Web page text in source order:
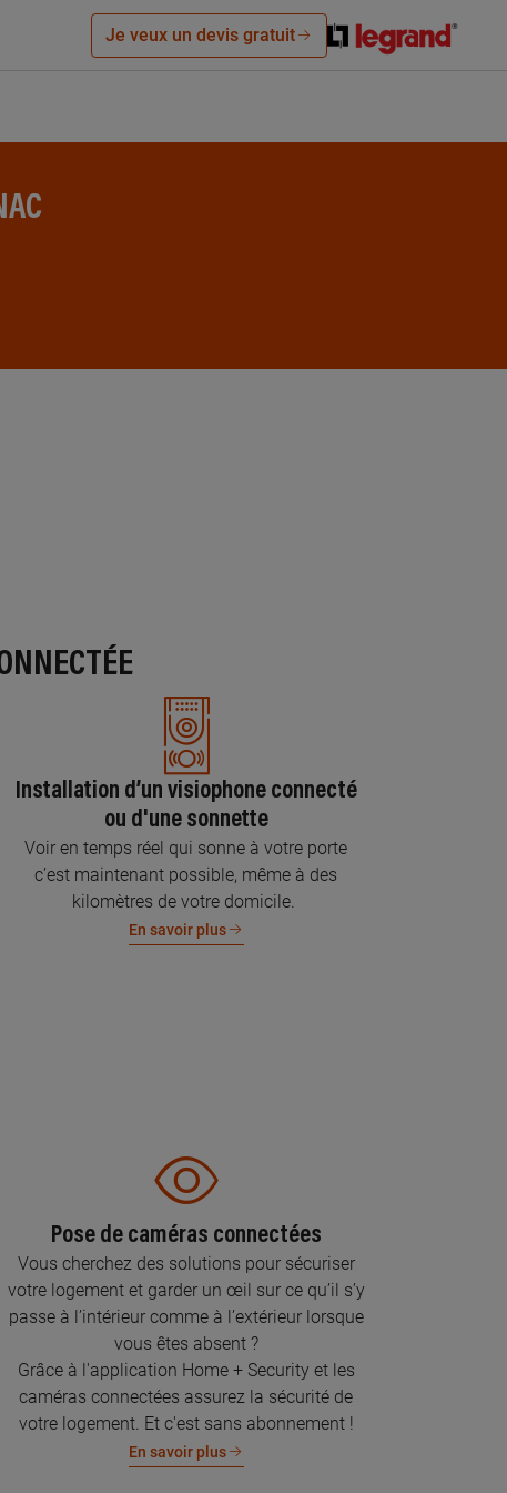
Je veux un devis gratuit
Installation d’un visiophone connecté
ou d'une sonnette
Voir en temps réel qui sonne à votre porte
c’est maintenant possible, même à des
kilomètres de votre domicile.
En savoir plus
Pose de caméras connectées
Vous cherchez des solutions pour sécuriser
votre logement et garder un œil sur ce qu’il s’y
passe à l’intérieur comme à l’extérieur lorsque
vous êtes absent ?
Grâce à l'application Home + Security et les
caméras connectées assurez la sécurité de
votre logement. Et c'est sans abonnement !
En savoir plus